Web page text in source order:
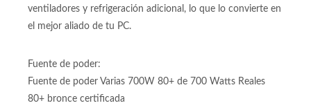
fábrica cuatro ventiladores ARGB, además, soporte para
varios radiadores y un disipador de calor por aire . Incluye
aire en el panel lateral y suficientes puntos de montaje para
ventiladores y refrigeración adicional, lo que lo convierte en
el mejor aliado de tu PC.